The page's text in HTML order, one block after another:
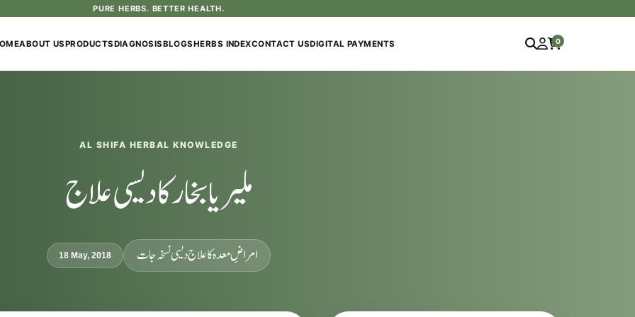
PURE HERBS. BETTER HEALTH.
ABOUT USPRODUCTSDIAGNOSISBLOGSHERBS INDEXCONTACT USDIGITAL PAYMENTS 0
AL SHIFA HERBAL KNOWLEDGE
ملیریا بخار کا دیسی علاج
18 May, 2018 امراضِ معدہ کا علاج دیسی نسخہ جات